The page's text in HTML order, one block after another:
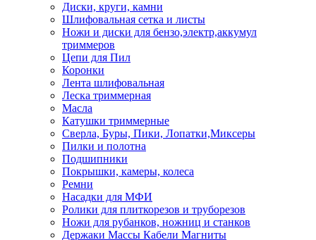
Диски, круги, камни
Шлифовальная сетка и листы
Ножи и диски для бензо,электр,аккумул
триммеров
Цепи для Пил
Коронки
Лента шлифовальная
Леска триммерная
Масла
Катушки триммерные
Сверла, Буры, Пики, Лопатки,Миксеры
Пилки и полотна
Подшипники
Покрышки, камеры, колеса
Ремни
Насадки для МФИ
Ролики для плиткорезов и труборезов
Ножи для рубанков, ножниц и станков
Держаки Массы Кабели Магниты